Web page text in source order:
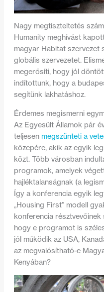
Nagy megtiszteltetés
Humanity meghívást
magyar Habitat szervezet
globális szervezetet.
megerősíti, hogy jól
indítottunk, hogy a
segítünk lakhatáshoz.
Érdemes megismerni
Az Egyesült Államok pár
teljesen megszünteti a
közepére, akik az egyik
közt. Több városban
programok, amelyek
hajléktalanságnak (a
Így a konferencia egyik
„Housing First” modell
konferencia
hogy e programot is
jól működik az USA,
az megvalósítható-e
Kenyában?